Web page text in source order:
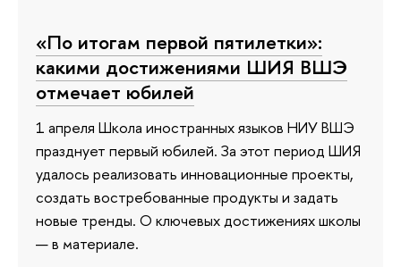
«По итогам первой пятилетки»:
какими достижениями ШИЯ ВШЭ
отмечает юбилей
1 апреля Школа иностранных языков НИУ ВШЭ
празднует первый юбилей. За этот период ШИЯ
удалось реализовать инновационные проекты,
создать востребованные продукты и задать
новые тренды. О ключевых достижениях школы
— в материале.